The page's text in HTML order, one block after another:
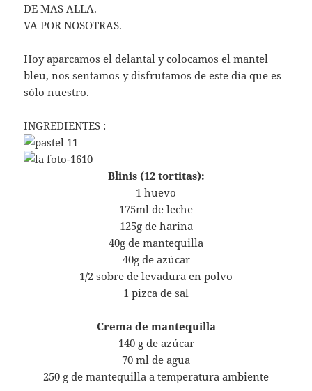
DE MAS ALLA.
VA POR NOSOTRAS.
Hoy aparcamos el delantal y colocamos el mantel
bleu, nos sentamos y disfrutamos de este día que es
sólo nuestro.
INGREDIENTES :
Blinis (12 tortitas):
1 huevo
175ml de leche
125g de harina
40g de mantequilla
40g de azúcar
1/2 sobre de levadura en polvo
1 pizca de sal
Crema de mantequilla
140 g de azúcar
70 ml de agua
250 g de mantequilla a temperatura ambiente